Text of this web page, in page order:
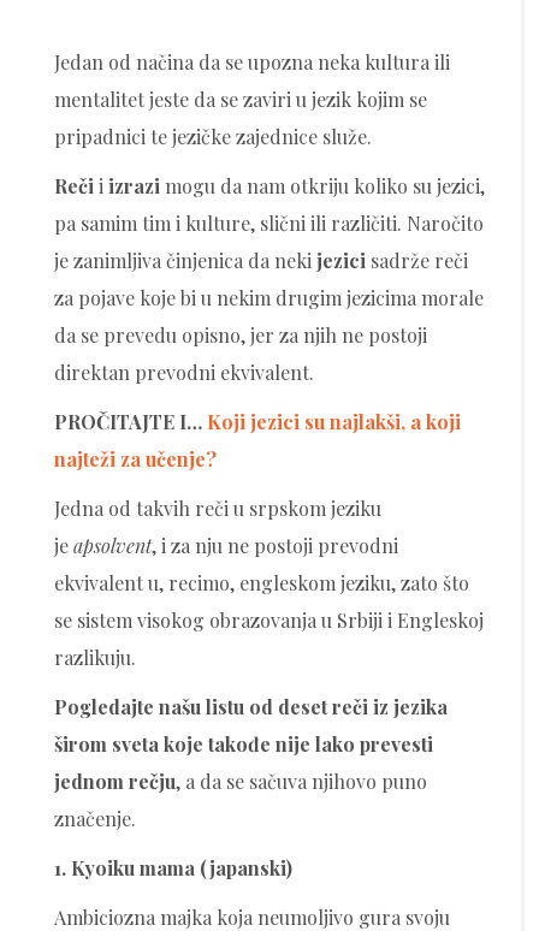
Jedan od načina da se upozna neka kultura ili
mentalitet jeste da se zaviri u jezik kojim se
pripadnici te jezičke zajednice služe.
Reči i izrazi mogu da nam otkriju koliko su jezici,
pa samim tim i kulture, slični ili različiti. Naročito
je zanimljiva činjenica da neki jezici sadrže reči
za pojave koje bi u nekim drugim jezicima morale
da se prevedu opisno, jer za njih ne postoji
direktan prevodni ekvivalent.
PROČITAJTE I… Koji jezici su najlakši, a koji
najteži za učenje?
Jedna od takvih reči u srpskom jeziku
jeapsolvent, i za nju ne postoji prevodni
ekvivalent u, recimo, engleskom jeziku, zato što
se sistem visokog obrazovanja u Srbiji i Engleskoj
razlikuju.
Pogledajte našu listu od deset reči iz jezika
širom sveta koje takođe nije lako prevesti
jednom rečju, a da se sačuva njihovo puno
značenje.
1. Kyoiku mama (japanski)
Ambiciozna majka koja neumoljivo gura svoju